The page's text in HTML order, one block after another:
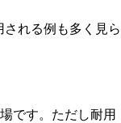
れる例も多く見ら
です。ただし耐用